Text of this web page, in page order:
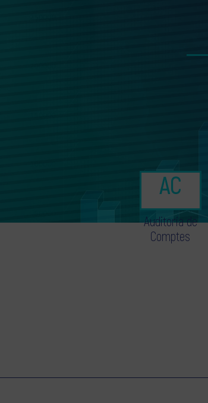
Auditoria de
Comptes